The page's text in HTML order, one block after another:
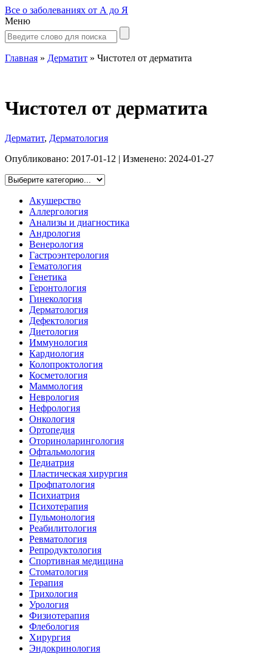
Все о заболеваниях от А до Я
Меню
Главная » Дерматит » Чистотел от дерматита
Чистотел от дерматита
Дерматит, Дерматология
Опубликовано: 2017-01-12 | Изменено: 2024-01-27
Акушерство
Аллергология
Анализы и диагностика
Андрология
Венерология
Гастроэнтерология
Гематология
Генетика
Геронтология
Гинекология
Дерматология
Дефектология
Диетология
Иммунология
Кардиология
Колопроктология
Косметология
Маммология
Неврология
Нефрология
Онкология
Ортопедия
Оториноларингология
Офтальмология
Педиатрия
Пластическая хирургия
Профпатология
Психиатрия
Психотерапия
Пульмонология
Реабилитология
Ревматология
Репродуктология
Спортивная медицина
Стоматология
Терапия
Трихология
Урология
Физиотерапия
Флебология
Хирургия
Эндокринология